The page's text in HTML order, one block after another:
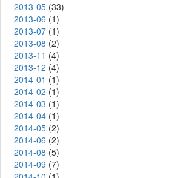
2013-05 (33)
2013-06 (1)
2013-07 (1)
2013-08 (2)
2013-11 (4)
2013-12 (4)
2014-01 (1)
2014-02 (1)
2014-03 (1)
2014-04 (1)
2014-05 (2)
2014-06 (2)
2014-08 (5)
2014-09 (7)